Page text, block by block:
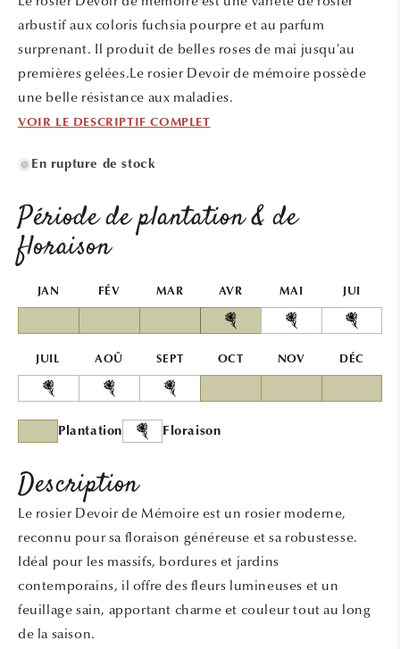
fenêtre
modale
arbustif aux coloris fuchsia pourpre et au parfum
surprenant. Il produit de belles roses de mai jusqu'au
premières gelées.Le rosier Devoir de mémoire possède
une belle résistance aux maladies.
VOIR LE DESCRIPTIF COMPLET
En rupture de stock
Période de plantation & de
floraison
JAN FÉV MAR AVR MAI JUI
JUIL AOÛ SEPT OCT NOV DÉC
Plantation Floraison
Description
Le rosier Devoir de Mémoire est un rosier moderne,
reconnu pour sa floraison généreuse et sa robustesse.
Idéal pour les massifs, bordures et jardins
contemporains, il offre des fleurs lumineuses et un
feuillage sain, apportant charme et couleur tout au long
de la saison.